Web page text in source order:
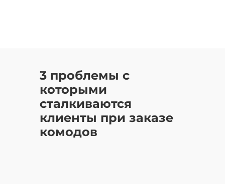
3 проблемы с
которыми
сталкиваются
клиенты при заказе
комодов